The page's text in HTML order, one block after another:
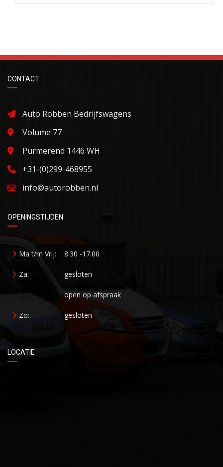
CONTACT
Auto Robben Bedrijfswagens
Volume 77
Purmerend 1446 WH
+31-(0)299-468955
info@autorobben.nl
OPENINGSTIJDEN
Ma t/m Vrij: 8.30 -17.00
Za: gesloten
open op afspraak
Zo: gesloten
LOCATIE